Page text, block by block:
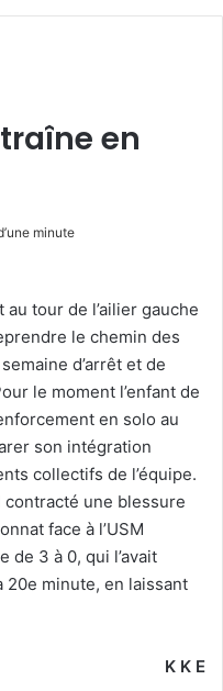
en
minute
au tour de l’ailier gauche
le chemin des
d’arrêt et de
le moment l’enfant de
en solo au
son intégration
collectifs de l’équipe.
une blessure
face à l’USM
de 3 à 0, qui l’avait
minute, en laissant
K K E